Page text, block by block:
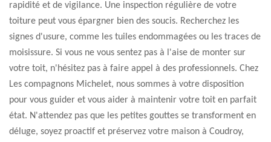
rapidité et de vigilance. Une inspection régulière de votre
toiture peut vous épargner bien des soucis. Recherchez les
signes d'usure, comme les tuiles endommagées ou les traces de
moisissure. Si vous ne vous sentez pas à l'aise de monter sur
votre toit, n'hésitez pas à faire appel à des professionnels. Chez
Les compagnons Michelet, nous sommes à votre disposition
pour vous guider et vous aider à maintenir votre toit en parfait
état. N'attendez pas que les petites gouttes se transforment en
déluge, soyez proactif et préservez votre maison à Coudroy,